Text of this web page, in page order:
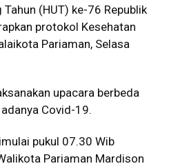
(HUT) ke-76 Republik
protokol Kesehatan
Pariaman, Selasa
upacara berbeda
Covid-19.
pukul 07.30 Wib
Pariaman Mardison